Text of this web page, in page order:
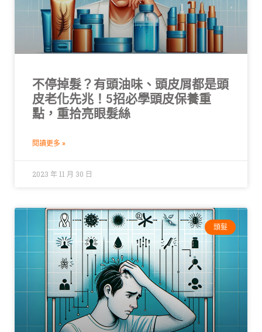
不停掉髮？有頭油味、頭皮屑都是頭
皮老化先兆！5招必學頭皮保養重
點，重拾亮眼髮絲
閱讀更多 »
2023 年 11 月 30 日
頭髮